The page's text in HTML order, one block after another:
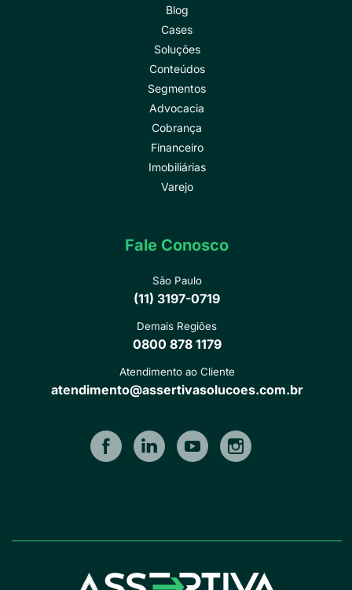
Blog
Cases
Soluções
Conteúdos
Segmentos
Advocacia
Cobrança
Financeiro
Imobiliárias
Varejo
Fale Conosco
São Paulo
(11) 3197-0719
Demais Regiões
0800 878 1179
Atendimento ao Cliente
atendimento@assertivasolucoes.com.br